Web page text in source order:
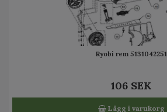
Ryobi rem 5131042251
106 SEK
Lägg i varukorg